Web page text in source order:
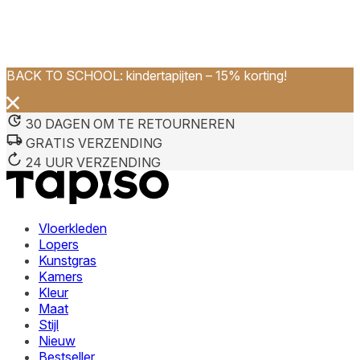
BACK TO SCHOOL: kindertapijten – 15% korting!
30 DAGEN OM TE RETOURNEREN
GRATIS VERZENDING
24 UUR VERZENDING
Vloerkleden
Lopers
Kunstgras
Kamers
Kleur
Maat
Stijl
Nieuw
Bestseller
We gebruiken cookies om inhoud en advertenties te
diensten.
Noodzakelijk
Noodzakelijke cookies zijn essentieel voor de